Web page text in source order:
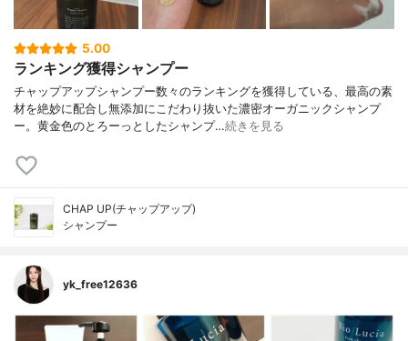
5.00
ランキング獲得シャンプー
チャップアップシャンプー数々のランキングを獲得している、最高の素
材を絶妙に配合し無添加にこだわり抜いた濃密オーガニックシャンプ
ー。黄金色のとろーっとしたシャンプ…続きを見る
CHAP UP(チャップアップ)
シャンプー
yk_free12636